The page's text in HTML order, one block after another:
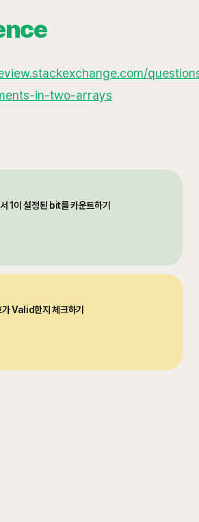
in-two-arrays
1이 설정된 bit를 카운트하기
Valid한지 체크하기